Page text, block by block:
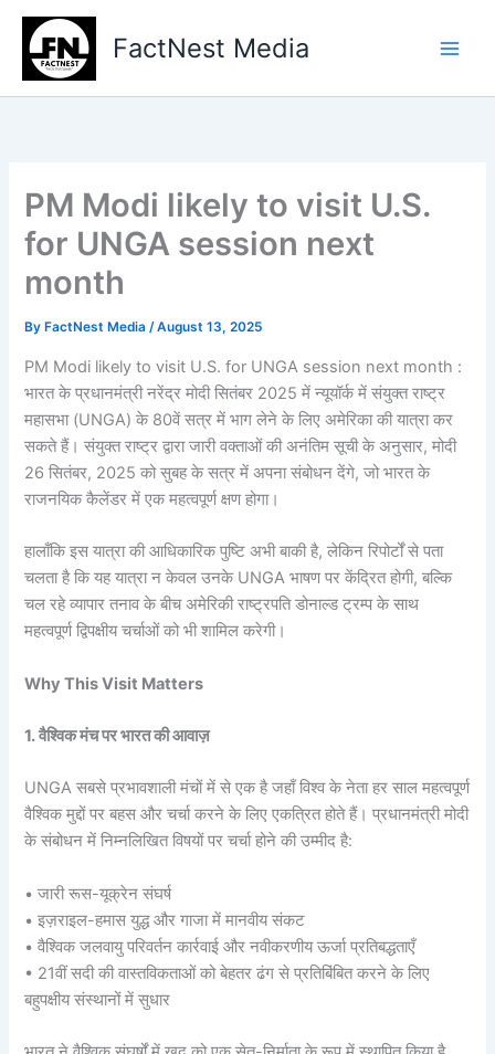
Skip
content
FactNest Media
PM Modi likely to visit U.S.
for UNGA session next
month
By FactNest Media/August 13, 2025
PM Modi likely to visit U.S. for UNGA session next month :
भारत के प्रधानमंत्री नरेंद्र मोदी सितंबर 2025 में न्यूयॉर्क में संयुक्त राष्ट्र
महासभा (UNGA) के 80वें सत्र में भाग लेने के लिए अमेरिका की यात्रा कर
सकते हैं। संयुक्त राष्ट्र द्वारा जारी वक्ताओं की अनंतिम सूची के अनुसार, मोदी
26 सितंबर, 2025 को सुबह के सत्र में अपना संबोधन देंगे, जो भारत के
राजनयिक कैलेंडर में एक महत्वपूर्ण क्षण होगा।
हालाँकि इस यात्रा की आधिकारिक पुष्टि अभी बाकी है, लेकिन रिपोर्टों से पता
चलता है कि यह यात्रा न केवल उनके UNGA भाषण पर केंद्रित होगी, बल्कि
चल रहे व्यापार तनाव के बीच अमेरिकी राष्ट्रपति डोनाल्ड ट्रम्प के साथ
महत्वपूर्ण द्विपक्षीय चर्चाओं को भी शामिल करेगी।
Why This Visit Matters
1. वैश्विक मंच पर भारत की आवाज़
UNGA सबसे प्रभावशाली मंचों में से एक है जहाँ विश्व के नेता हर साल महत्वपूर्ण
वैश्विक मुद्दों पर बहस और चर्चा करने के लिए एकत्रित होते हैं। प्रधानमंत्री मोदी
के संबोधन में निम्नलिखित विषयों पर चर्चा होने की उम्मीद है:
• जारी रूस-यूक्रेन संघर्ष
• इज़राइल-हमास युद्ध और गाजा में मानवीय संकट
• वैश्विक जलवायु परिवर्तन कार्रवाई और नवीकरणीय ऊर्जा प्रतिबद्धताएँ
• 21वीं सदी की वास्तविकताओं को बेहतर ढंग से प्रतिबिंबित करने के लिए
बहुपक्षीय संस्थानों में सुधार
your
email…